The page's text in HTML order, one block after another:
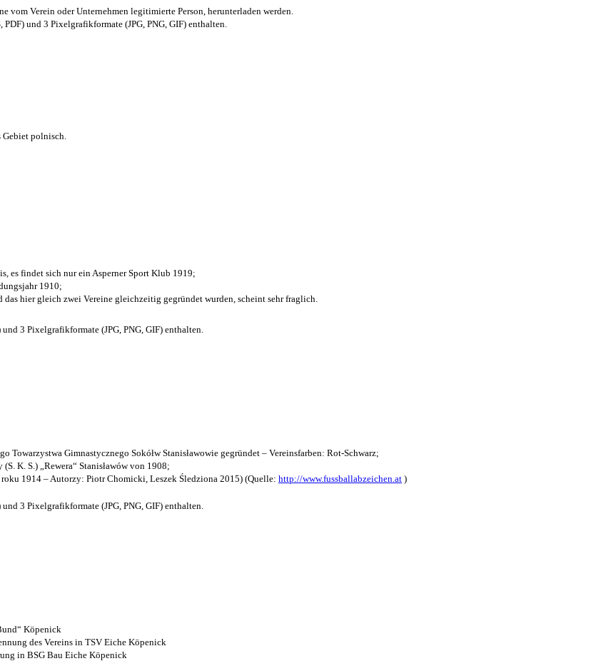
vom Verein oder Unternehmen legitimierte Person, herunterladen werden.
und 3 Pixelgrafikformate (JPG, PNG, GIF) enthalten.
Gebiet polnisch.
es findet sich nur ein Asperner Sport Klub 1919;
1910;
hier gleich zwei Vereine gleichzeitig gegründet wurden, scheint sehr fraglich.
3 Pixelgrafikformate (JPG, PNG, GIF) enthalten.
Towarzystwa Gimnastycznego Sokółw Stanisławowie gegründet – Vereinsfarben: Rot-Schwarz;
K. S.) „Rewera“ Stanisławów von 1908;
1914 – Autorzy: Piotr Chomicki, Leszek Śledziona 2015) (Quelle: http://www.fussballabzeichen.at )
3 Pixelgrafikformate (JPG, PNG, GIF) enthalten.
Köpenick
des Vereins in TSV Eiche Köpenick
in BSG Bau Eiche Köpenick